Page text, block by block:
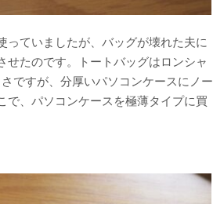
っていましたが、バッグが壊れた夫に
せたのです。トートバッグはロンシャ
ですが、分厚いパソコンケースにノー
で、パソコンケースを極薄タイプに買